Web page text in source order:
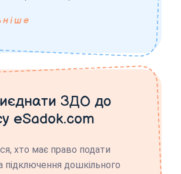
ЗДО до
eSadok.com
хто має право подати
підключення дошкільного